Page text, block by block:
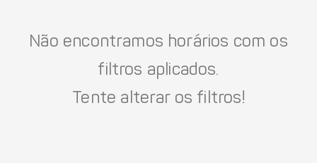
Não encontramos horários com os
filtros aplicados.
Tente alterar os filtros!